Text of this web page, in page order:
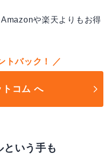
や楽天よりもお得
トバック！
トコム へ
という手も